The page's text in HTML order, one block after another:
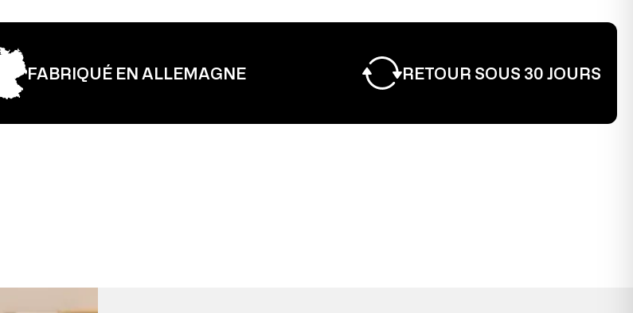
FABRIQUÉ EN ALLEMAGNE RETOUR SOUS 30 JOURS